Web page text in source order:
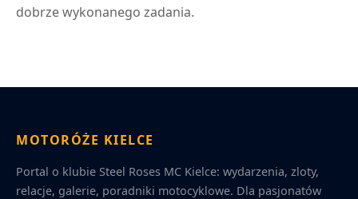
dobrze wykonanego zadania.
MOTORÓŻE KIELCE
Portal o klubie Steel Roses MC Kielce: wydarzenia, zloty,
relacje, galerie, poradniki motocyklowe. Dla pasjonatów